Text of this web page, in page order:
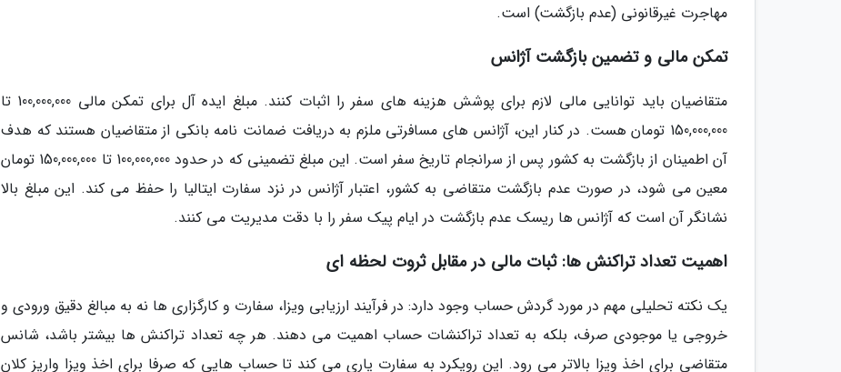
مهاجرت غیرقانونی (عدم بازگشت) است.
تمکن مالی و تضمین بازگشت آژانس
متقاضیان باید توانایی مالی لازم برای پوشش هزینه های سفر را اثبات کنند. مبلغ ایده آل برای تمکن مالی 100,000,000 تا
150,000,000 تومان هست. در کنار این، آژانس های مسافرتی ملزم به دریافت ضمانت نامه بانکی از متقاضیان هستند که هدف
آن اطمینان از بازگشت به کشور پس از سرانجام تاریخ سفر است. این مبلغ تضمینی که در حدود 100,000,000 تا 150,000,000 تومان
معین می شود، در صورت عدم بازگشت متقاضی به کشور، اعتبار آژانس در نزد سفارت ایتالیا را حفظ می کند. این مبلغ بالا
نشانگر آن است که آژانس ها ریسک عدم بازگشت در ایام پیک سفر را با دقت مدیریت می کنند.
اهمیت تعداد تراکنش ها: ثبات مالی در مقابل ثروت لحظه ای
یک نکته تحلیلی مهم در مورد گردش حساب وجود دارد: در فرآیند ارزیابی ویزا، سفارت و کارگزاری ها نه به مبالغ دقیق ورودی و
خروجی یا موجودی صرف، بلکه به تعداد تراکنشات حساب اهمیت می دهند. هر چه تعداد تراکنش ها بیشتر باشد، شانس
متقاضی برای اخذ ویزا بالاتر می رود. این رویکرد به سفارت یاری می کند تا حساب هایی که صرفا برای اخذ ویزا واریز کلان